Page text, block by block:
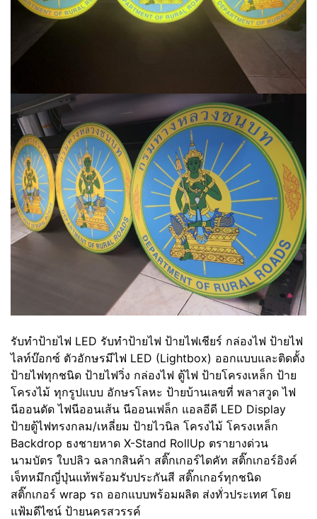
รับทําป้ายไฟ LED รับทำป้ายไฟ ป้ายไฟเชียร์ กล่องไฟ ป้ายไฟ
ไลท์บ๊อกซ์ ตัวอักษรมีไฟ LED (Lightbox) ออกแบบและติดตั้ง
ป้ายไฟทุกชนิด ป้ายไฟวิ่ง กล่องไฟ ตู้ไฟ ป้ายโครงเหล็ก ป้าย
โครงไม้ ทุกรูปแบบ อักษรโลหะ ป้ายบ้านเลขที่ พลาสวูด ไฟ
นีออนดัด ไฟนีออนเส้น นีออนเฟล็ก แอลอีดี LED Display
ป้ายตู้ไฟทรงกลม/เหลี่ยม ป้ายไวนิล โครงไม้ โครงเหล็ก
Backdrop ธงชายหาด X-Stand RollUp ตรายางด่วน
นามบัตร ใบปลิว ฉลากสินค้า สติ๊กเกอร์ไดคัท สติ๊กเกอร์อิงค์
เจ็ทหมึกญี่ปุ่นแท้พร้อมรับประกันสี สติ๊กเกอร์ทุกชนิด
สติ๊กเกอร์ wrap รถ ออกแบบพร้อมผลิต ส่งทั่วประเทศ โดย
แฟ้มดีไซน์ ป้ายนครสวรรค์